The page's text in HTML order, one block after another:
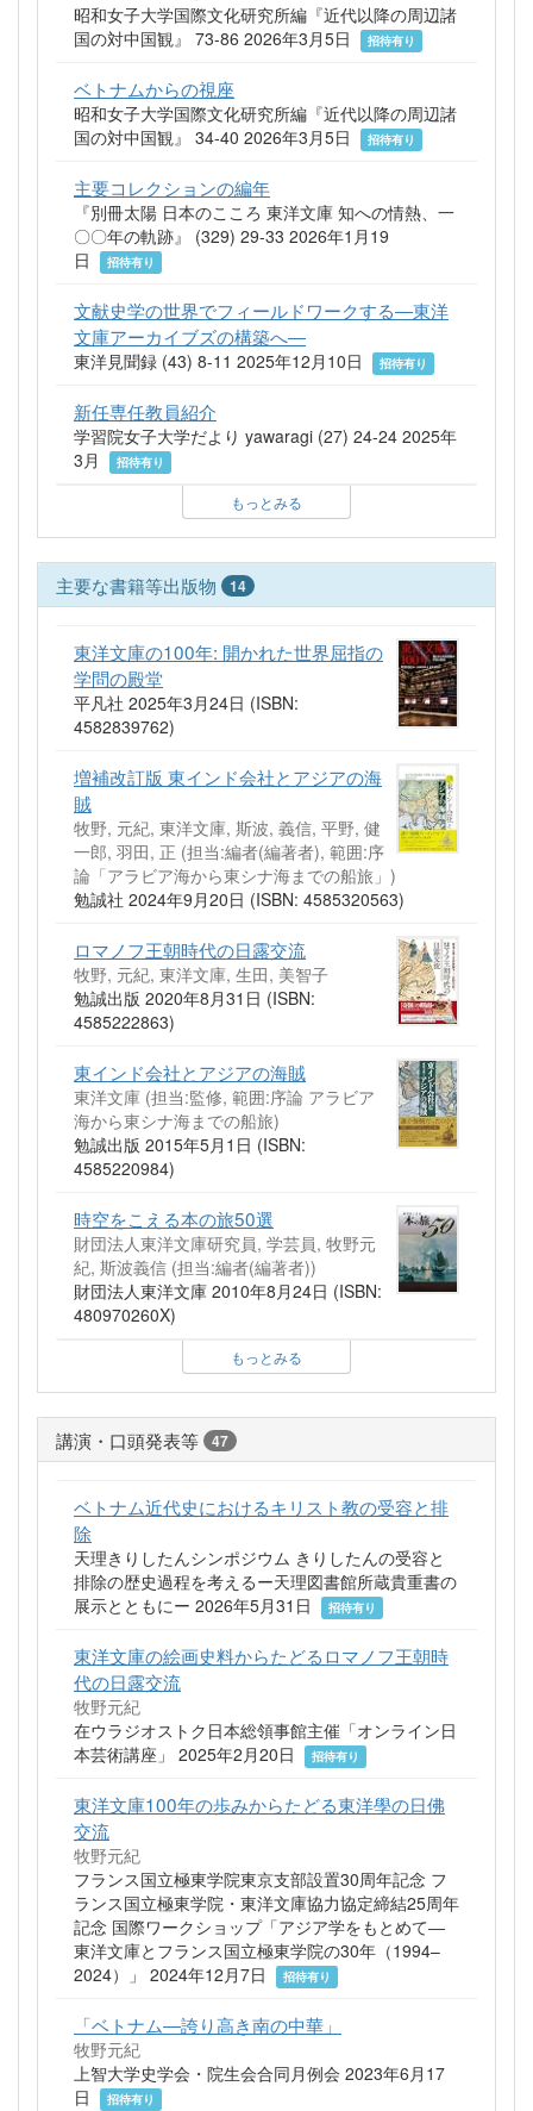
昭和女子大学国際文化研究所編『近代以降の周辺諸
国の対中国観』 73-86 2026年3月5日
招待有り
ベトナムからの視座
昭和女子大学国際文化研究所編『近代以降の周辺諸
国の対中国観』 34-40 2026年3月5日
招待有り
主要コレクションの編年
『別冊太陽 日本のこころ 東洋文庫 知への情熱、一
〇〇年の軌跡』 (329) 29-33 2026年1月19
日
招待有り
文献史学の世界でフィールドワークする―東洋
文庫アーカイブズの構築へ―
東洋見聞録 (43) 8-11 2025年12月10日 招待有り
新任専任教員紹介
学習院女子大学だより yawaragi (27) 24-24 2025年
3月
招待有り
もっとみる
主要な書籍等出版物 14
東洋文庫の100年: 開かれた世界屈指の
学問の殿堂
平凡社 2025年3月24日 (ISBN:
4582839762)
増補改訂版 東インド会社とアジアの海
賊
牧野, 元紀, 東洋文庫, 斯波, 義信, 平野, 健
一郎, 羽田, 正 (担当:編者(編著者), 範囲:序
論「アラビア海から東シナ海までの船旅」)
勉誠社 2024年9月20日 (ISBN: 4585320563)
ロマノフ王朝時代の日露交流
牧野, 元紀, 東洋文庫, 生田, 美智子
勉誠出版 2020年8月31日 (ISBN:
4585222863)
東インド会社とアジアの海賊
東洋文庫 (担当:監修, 範囲:序論 アラビア
海から東シナ海までの船旅)
勉誠出版 2015年5月1日 (ISBN:
4585220984)
時空をこえる本の旅50選
財団法人東洋文庫研究員, 学芸員, 牧野元
紀, 斯波義信 (担当:編者(編著者))
財団法人東洋文庫 2010年8月24日 (ISBN:
480970260X)
もっとみる
講演・口頭発表等 47
ベトナム近代史におけるキリスト教の受容と排
除
天理きりしたんシンポジウム きりしたんの受容と
排除の歴史過程を考えるー天理図書館所蔵貴重書の
展示とともにー 2026年5月31日
招待有り
東洋文庫の絵画史料からたどるロマノフ王朝時
代の日露交流
牧野元紀
在ウラジオストク日本総領事館主催「オンライン日
本芸術講座」 2025年2月20日
招待有り
東洋文庫100年の歩みからたどる東洋學の日佛
交流
牧野元紀
フランス国立極東学院東京支部設置30周年記念 フ
ランス国立極東学院・東洋文庫協力協定締結25周年
記念 国際ワークショップ「アジア学をもとめて―
東洋文庫とフランス国立極東学院の30年（1994–
2024）」 2024年12月7日
招待有り
「ベトナム―誇り高き南の中華」
牧野元紀
上智大学史学会・院生会合同月例会 2023年6月17
日
招待有り